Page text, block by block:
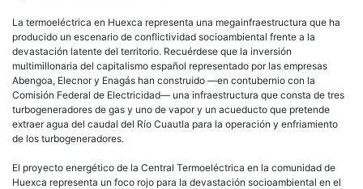
La termoeléctrica en Huexca representa una megainfraestructura que ha
producido un escenario de conflictividad socioambiental frente a la
devastación latente del territorio. Recuérdese que la inversión
multimillonaria del capitalismo español representado por las empresas
Abengoa, Elecnor y Enagás han construido —en contubernio con la
Comisión Federal de Electricidad— una infraestructura que consta de tres
turbogeneradores de gas y uno de vapor y un acueducto que pretende
extraer agua del caudal del Río Cuautla para la operación y enfriamiento
de los turbogeneradores.
El proyecto energético de la Central Termoeléctrica en la comunidad de
Huexca representa un foco rojo para la devastación socioambiental en el